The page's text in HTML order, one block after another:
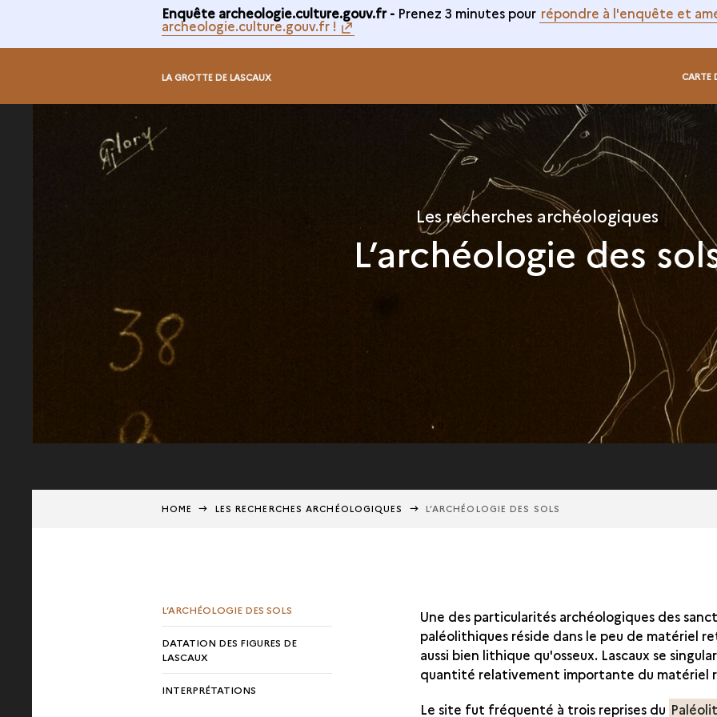
Enquête archeologie.culture.gouv.fr - Prenez 3 minutes pour répondre à l'enquête et
archeologie.culture.gouv.fr !
LA GROTTE DE LASCAUX CARTE
Les recherches archéologiques
L’archéologie des
HOME LES RECHERCHES ARCHÉOLOGIQUES L’ARCHÉOLOGIE DES SOLS
L’ARCHÉOLOGIE DES SOLS
DATATION DES FIGURES DE
LASCAUX
INTERPRÉTATIONS
Une des particularités archéologiques des
paléolithiques réside dans le peu de matériel
aussi bien lithique qu'osseux. Lascaux se
quantité relativement importante du matériel
Le site fut fréquenté à trois reprises du